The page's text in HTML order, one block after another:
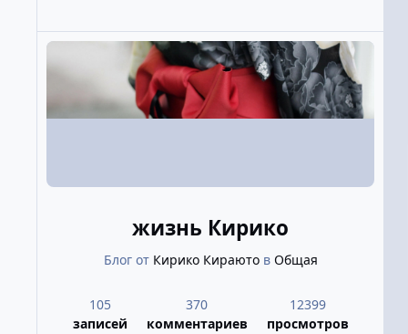
жизнь Кирико
Блог от Кирико Кираютов Общая
105
записей
370
комментариев
12399
просмотров